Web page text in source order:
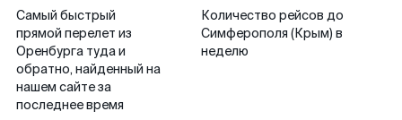
Самый быстрый
прямой перелет из
Оренбурга туда и
обратно, найденный на
нашем сайте за
последнее время
Количество рейсов до
Симферополя (Крым) в
неделю